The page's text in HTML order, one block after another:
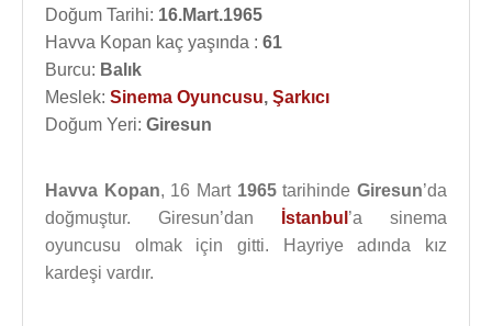
Doğum Tarihi: 16.Mart.1965
Havva Kopan kaç yaşında : 61
Burcu: Balık
Meslek: Sinema Oyuncusu, Şarkıcı
Doğum Yeri: Giresun
Havva Kopan, 16 Mart 1965tarihindeGiresun’da
doğmuştur. Giresun’dan
İstanbul ’a sinema
oyuncusu olmak için gitti. Hayriye adında kız
kardeşi vardır.